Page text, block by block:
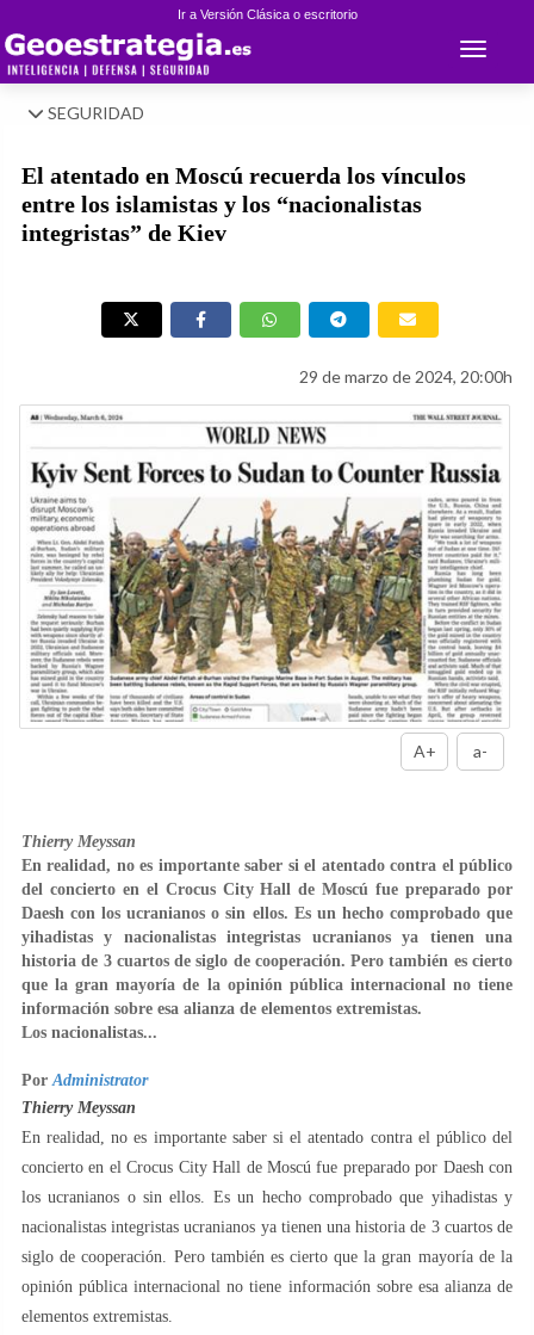
Ir a Versión Clásica o escritorio
Toggle
SEGURIDAD
El atentado en Moscú recuerda los vínculos
entre los islamistas y los “nacionalistas
integristas” de Kiev
29 de marzo de 2024, 20:00h
A+ a-
Thierry Meyssan
En realidad, no es importante saber si el atentado contra el público
del concierto en el Crocus City Hall de Moscú fue preparado por
Daesh con los ucranianos o sin ellos. Es un hecho comprobado que
yihadistas y nacionalistas integristas ucranianos ya tienen una
historia de 3 cuartos de siglo de cooperación. Pero también es cierto
que la gran mayoría de la opinión pública internacional no tiene
información sobre esa alianza de elementos extremistas.
Los nacionalistas...
Por Administrator
Thierry Meyssan
En realidad, no es importante saber si el atentado contra el público del
concierto en el Crocus City Hall de Moscú fue preparado por Daesh con
los ucranianos o sin ellos. Es un hecho comprobado que yihadistas y
nacionalistas integristas ucranianos ya tienen una historia de 3 cuartos de
siglo de cooperación. Pero también es cierto que la gran mayoría de la
opinión pública internacional no tiene información sobre esa alianza de
elementos extremistas.